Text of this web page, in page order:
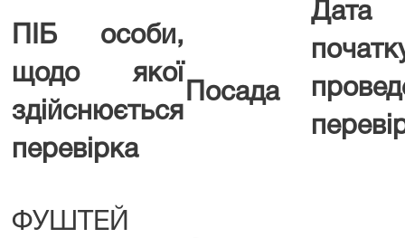
ПІБ особи,
щодо якої
здійснюється
перевірка
Посада
Дата
ФУШТЕЙ